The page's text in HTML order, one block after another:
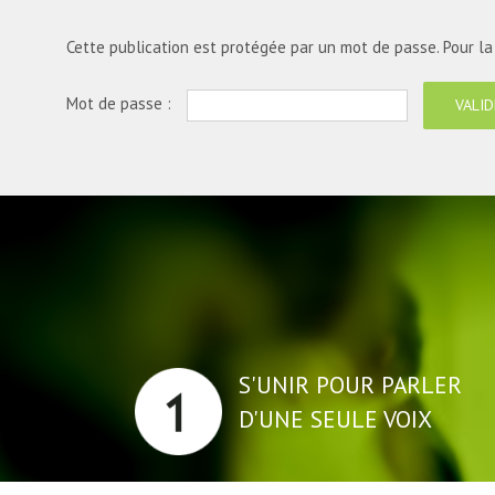
Cette publication est protégée par un mot de passe. Pour
Mot de passe :
S'UNIR POUR PARLER
D'UNE SEULE VOIX